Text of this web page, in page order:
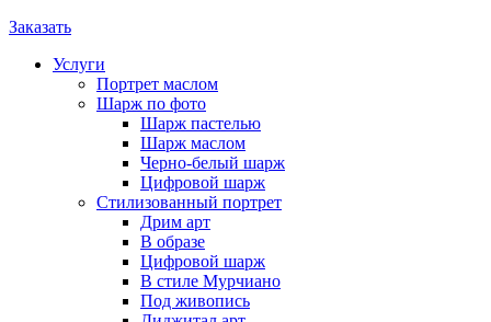
Заказать
Услуги
Портрет маслом
Шарж по фото
Шарж пастелью
Шарж маслом
Черно-белый шарж
Цифровой шарж
Стилизованный портрет
Дрим арт
В образе
Цифровой шарж
В стиле Мурчиано
Под живопись